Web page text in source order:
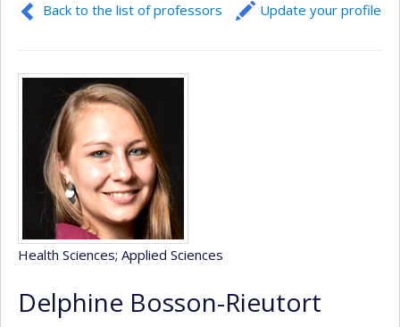
Back to the list of professors Update your profile
Health Sciences; Applied Sciences
Delphine Bosson-Rieutort